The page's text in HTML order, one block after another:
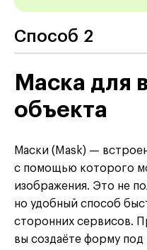
Способ 2
Маска для
объекта
Маски (Mask) —
с помощью которого
изображения. Это не
но удобный способ
сторонних сервисов.
вы создаёте форму